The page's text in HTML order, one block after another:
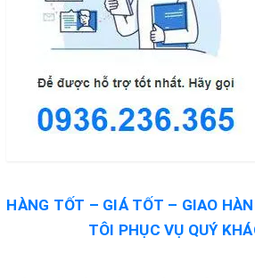
HÀNG TỐT – GIÁ TỐT – GIAO
TÔI PHỤC VỤ QUÝ